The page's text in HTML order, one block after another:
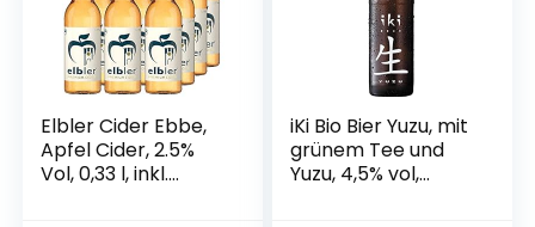
Elbler Cider Ebbe,
Apfel Cider, 2.5%
Vol, 0,33 l, inkl.
iKi Bio Bier Yuzu, mit
grünem Tee und
Yuzu, 4,5% vol,